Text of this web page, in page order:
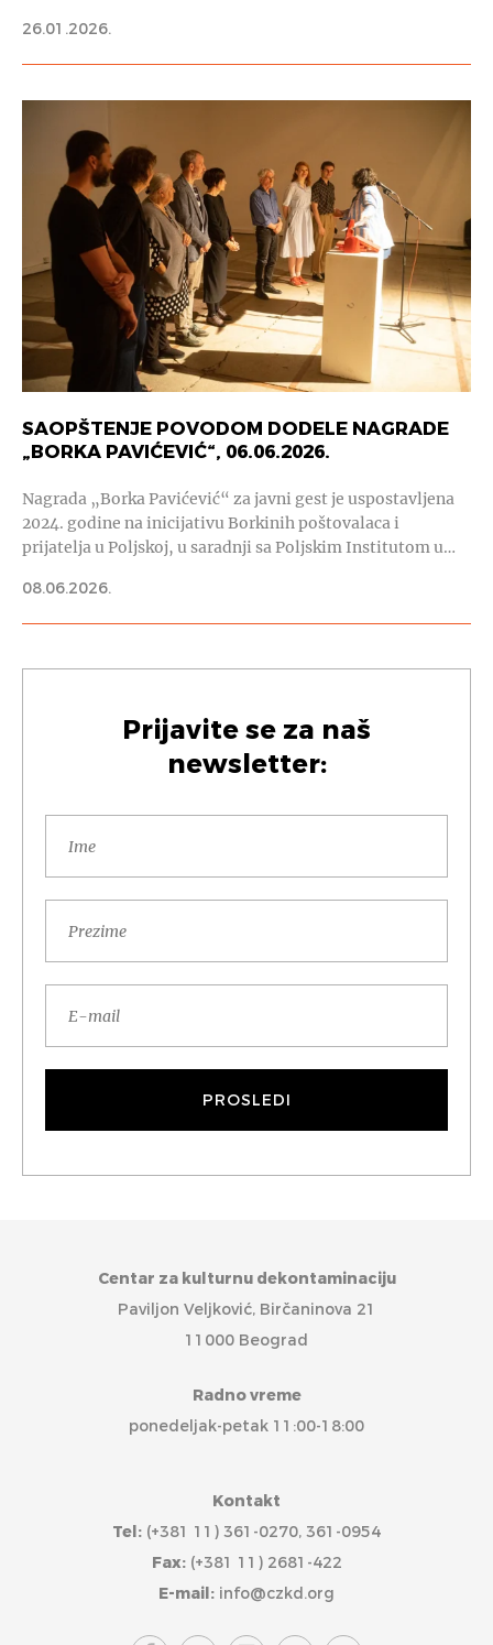
26.01.2026.
SAOPŠTENJE POVODOM DODELE NAGRADE
„BORKA PAVIĆEVIĆ“, 06.06.2026.
Nagrada „Borka Pavićević“ za javni gest je uspostavljena
2024. godine na inicijativu Borkinih poštovalaca i
prijatelja u Poljskoj, u saradnji sa Poljskim Institutom u…
08.06.2026.
Prijavite se za naš
newsletter:
Centar za kulturnu dekontaminaciju
Paviljon Veljković, Birčaninova 21
11000 Beograd
Radno vreme
ponedeljak-petak 11:00-18:00
Kontakt
Tel: (+381 11) 361-0270, 361-0954
Fax:(+381 11) 2681-422
E-mail: info@czkd.org